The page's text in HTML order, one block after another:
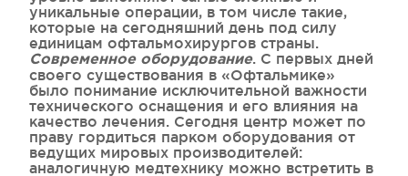
уникальные операции, в том числе такие,
которые на сегодняшний день под силу
единицам офтальмохирургов страны.
Современное оборудование. С первых дней
своего существования в «Офтальмике»
было понимание исключительной важности
технического оснащения и его влияния на
качество лечения. Сегодня центр может по
праву гордиться парком оборудования от
ведущих мировых производителей:
аналогичную медтехнику можно встретить в